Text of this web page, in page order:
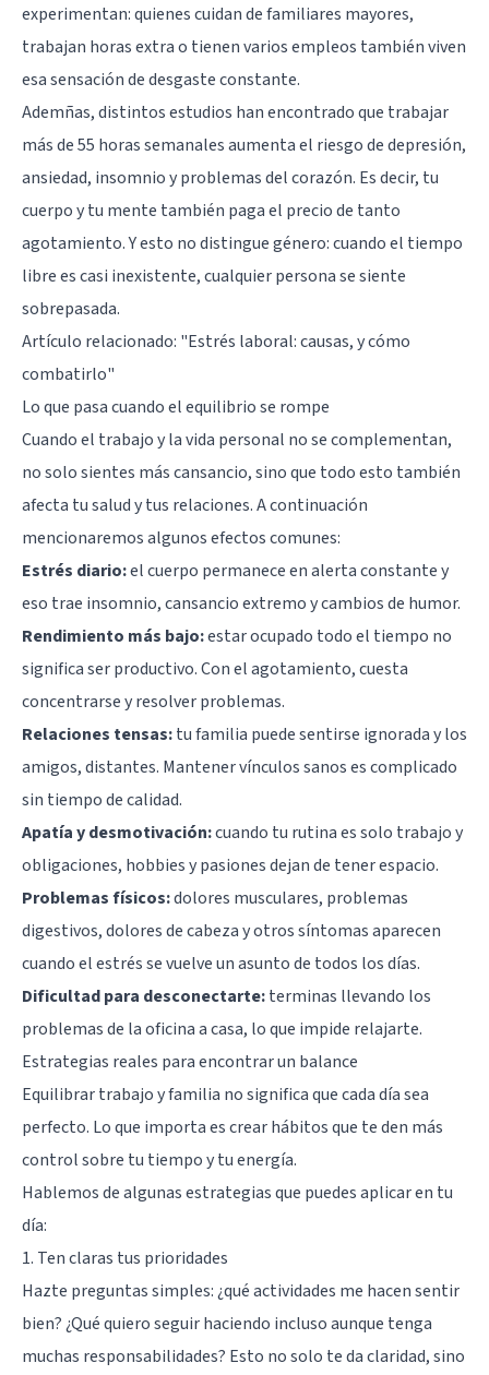
experimentan: quienes cuidan de familiares mayores,
trabajan horas extra o tienen varios empleos también viven
esa sensación de desgaste constante.
Ademñas, distintos estudios han encontrado que trabajar
más de 55 horas semanales aumenta el riesgo de depresión,
ansiedad, insomnio y problemas del corazón. Es decir, tu
cuerpo y tu mente también paga el precio de tanto
agotamiento. Y esto no distingue género: cuando el tiempo
libre es casi inexistente, cualquier persona se siente
sobrepasada.
Artículo relacionado: "Estrés laboral: causas, y cómo
combatirlo"
Lo que pasa cuando el equilibrio se rompe
Cuando el trabajo y la vida personal no se complementan,
no solo sientes más cansancio, sino que todo esto también
afecta tu salud y tus relaciones. A continuación
mencionaremos algunos efectos comunes:
Estrés diario:el cuerpo permanece en alerta constante y
eso trae insomnio, cansancio extremo y cambios de humor.
Rendimiento más bajo:estar ocupado todo el tiempo no
significa ser productivo. Con el agotamiento, cuesta
concentrarse y resolver problemas.
Relaciones tensas:tu familia puede sentirse ignorada y los
amigos, distantes. Mantener vínculos sanos es complicado
sin tiempo de calidad.
Apatía y desmotivación:cuando tu rutina es solo trabajo y
obligaciones, hobbies y pasiones dejan de tener espacio.
Problemas físicos:dolores musculares, problemas
digestivos, dolores de cabeza y otros síntomas aparecen
cuando el estrés se vuelve un asunto de todos los días.
Dificultad para desconectarte:terminas llevando los
problemas de la oficina a casa, lo que impide relajarte.
Estrategias reales para encontrar un balance
Equilibrar trabajo y familia no significa que cada día sea
perfecto. Lo que importa es crear hábitos que te den más
control sobre tu tiempo y tu energía.
Hablemos de algunas estrategias que puedes aplicar en tu
día:
1. Ten claras tus prioridades
Hazte preguntas simples: ¿qué actividades me hacen sentir
bien? ¿Qué quiero seguir haciendo incluso aunque tenga
muchas responsabilidades? Esto no solo te da claridad, sino